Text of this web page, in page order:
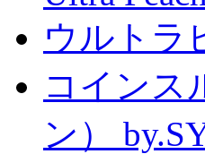
ウルトラ
コインス
ン）